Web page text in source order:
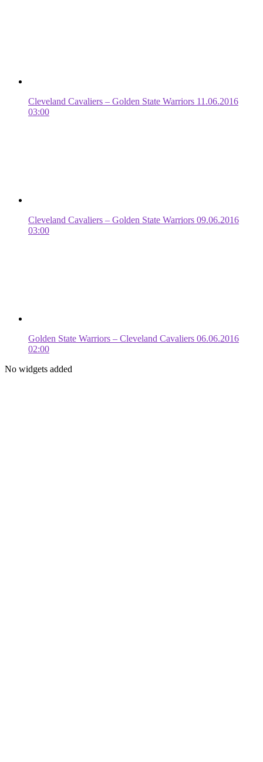
Cleveland Cavaliers – Golden State Warriors 11.06.2016
03:00
Cleveland Cavaliers – Golden State Warriors 09.06.2016
03:00
Golden State Warriors – Cleveland Cavaliers 06.06.2016
02:00
No widgets added